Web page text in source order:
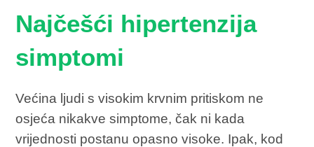
Najčešći hipertenzija
simptomi
Većina ljudi s visokim krvnim pritiskom ne
osjeća nikakve simptome, čak ni kada
vrijednosti postanu opasno visoke. Ipak, kod